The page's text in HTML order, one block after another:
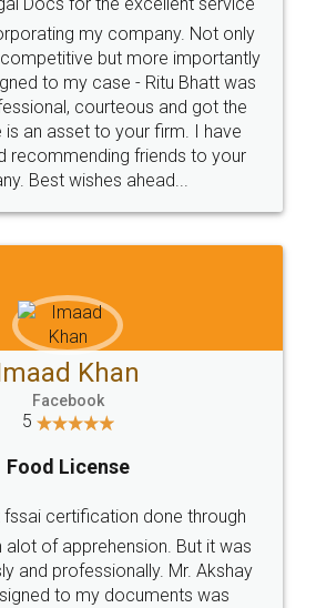
my company. Not only
but more importantly
to my case - Ritu Bhatt was
courteous and got the
is an asset to your firm. I have
recommending friends to your
Best wishes ahead...
Khan
Facebook
5
Food License
certification done through
alot of apprehension. But it was
and professionally. Mr. Akshay
to my documents was